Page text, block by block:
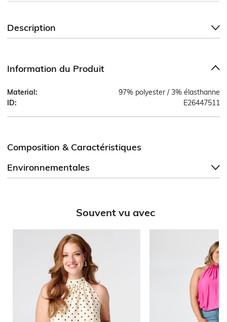
Description
Information du Produit
Material:
97% polyester / 3% élasthanne
ID:
E26447511
Composition & Caractéristiques
Environnementales
Souvent vu avec